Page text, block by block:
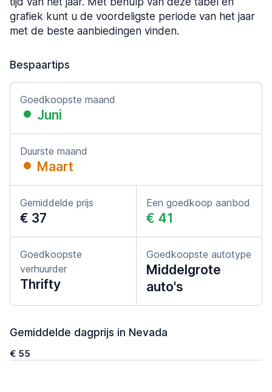
grafiek kunt u de voordeligste periode van het jaar
met de beste aanbiedingen vinden.
Bespaartips
Goedkoopste maand
Juni
Duurste maand
Maart
Gemiddelde prijs
€ 37
Een goedkoop aanbod
€ 41
Goedkoopste
verhuurder
Thrifty
Goedkoopste autotype
Middelgrote
auto's
Gemiddelde dagprijs in Nevada
€ 55